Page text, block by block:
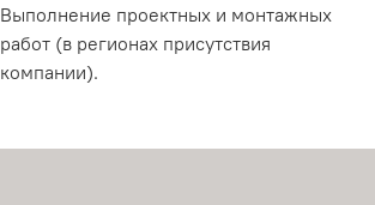
Выполнение проектных и монтажных
работ (в регионах присутствия
компании).